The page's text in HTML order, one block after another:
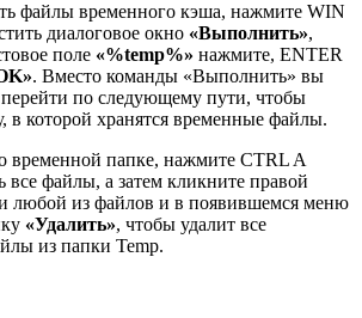
файлы временного кэша, нажмите WIN
диалоговое окно «Выполнить»,
поле «%temp%» нажмите, ENTER
. Вместо команды «Выполнить» вы
по следующему пути, чтобы
в которой хранятся временные файлы.
временной папке, нажмите CTRL A
все файлы, а затем кликните правой
любой из файлов и в появившемся меню
«Удалить», чтобы удалит все
из папки Temp.